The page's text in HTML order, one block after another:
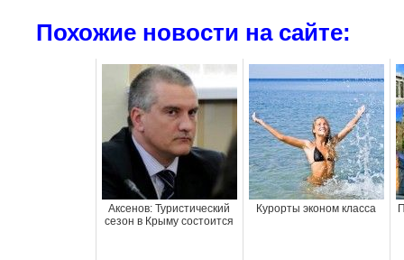
Похожие новости на сайте:
Аксенов: Туристический
сезон в Крыму состоится
Курорты эконом класса